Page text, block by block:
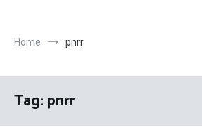
Home pnrr
Tag:pnrr